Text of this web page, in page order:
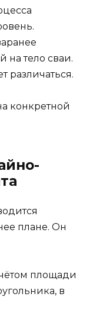
на тело сваи.
различаться.
конкретной
плане. Он
площади
в